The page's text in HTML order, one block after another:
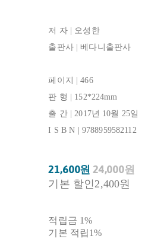
저 자 | 오성한
출판사 | 베다니출판사
페이지 | 466
판 형 | 152*224mm
출 간 | 2017년 10월 25일
I S B N | 9788959582112
21,600원 24,000원
기본 할인2,400원
적립금 1%
기본 적립1%